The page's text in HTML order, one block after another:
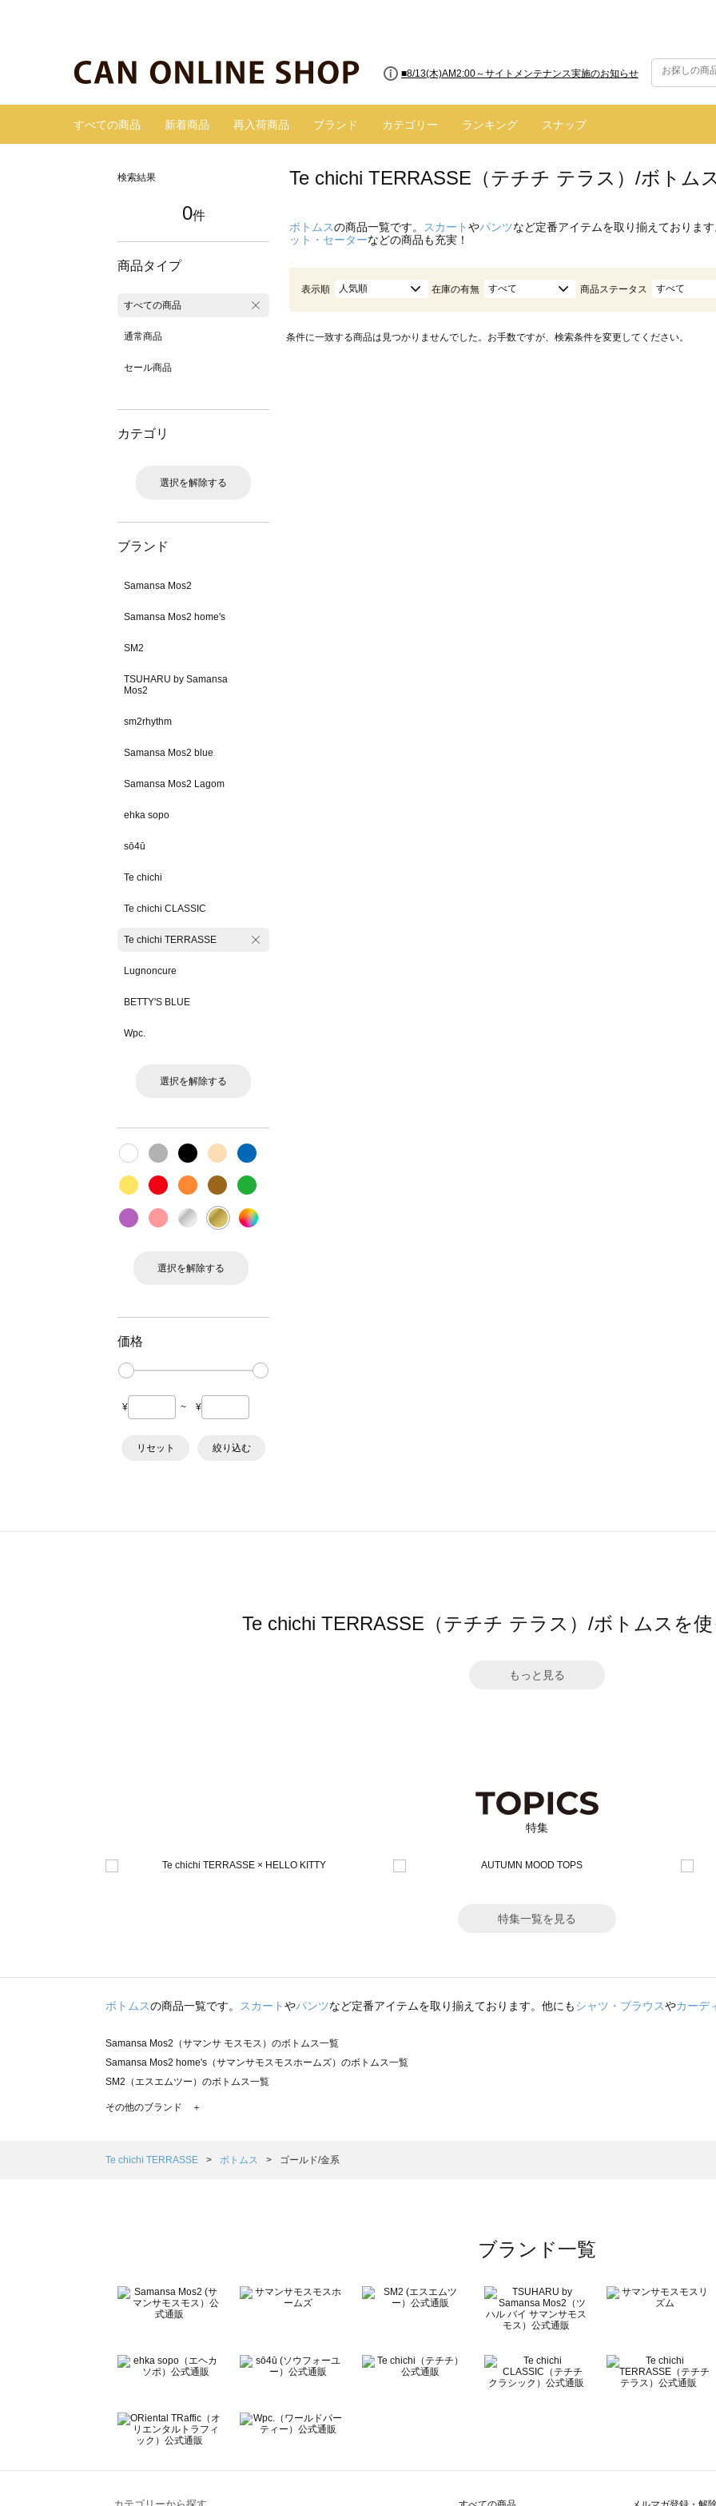
■8/13(木)AM2:00～サイトメンテナンス実施のお知らせ
すべての商品 新着商品 再入荷商品 ブランド カテゴリー ランキング スナップ
検索結果
0件
商品タイプ
すべての商品
通常商品
セール商品
カテゴリ
選択を解除する
ブランド
Samansa Mos2
Samansa Mos2 home's
SM2
TSUHARU by Samansa
Mos2
sm2rhythm
Samansa Mos2 blue
Samansa Mos2 Lagom
ehka sopo
sō4ū
Te chichi
Te chichi CLASSIC
Te chichi TERRASSE
Lugnoncure
BETTY'S BLUE
Wpc.
選択を解除する
選択を解除する
価格
¥ ~ ¥
リセット 絞り込む
Te chichi TERRASSE（テチチ テラス）/ボトム
ボトムスの商品一覧です。 スカートやパンツなど定番アイテムを取り揃えておりま
ット・セーターなどの商品も充実！
表示順 人気順 在庫の有無 すべて 商品ステータス すべて
条件に一致する商品は見つかりませんでした。お手数ですが、検索条件を変更してください。
Te chichi TERRASSE（テチチ テラス）/ボトムスを
もっと見る
特集
特集一覧を見る
ボトムスの商品一覧です。 スカートやパンツなど定番アイテムを取り揃えております。他にもシャツ・ブラウスやカーデ
Samansa Mos2（サマンサ モスモス）のボトムス一覧
Samansa Mos2 home's（サマンサモスモスホームズ）のボトムス一覧
SM2（エスエムツー）のボトムス一覧
TSUHARU by Samansa Mos2（ツハルバイサマンサモスモス）のボトムス一覧
Samansa Mos2 Lagom（サマンサモスモス ラーゴム）のボトムス一覧
BETTY'S BLUE（べティーズブルー）のボトムス一覧
Wpc.（ワールドパーティー）のボトムス一覧
その他のブランド ＋
Te chichi TERRASSE ボトムス ゴールド/金系
ブランド一覧